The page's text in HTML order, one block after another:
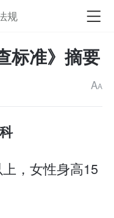
规
标准》摘要
AA
，女性身高15